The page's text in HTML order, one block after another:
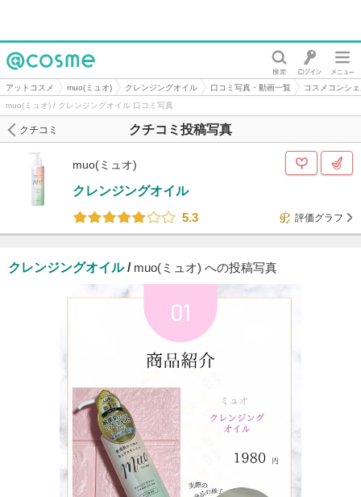
@cosme
アットコスメ muo(ミュオ) クレンジングオイル 口コミ写真・動画一覧
コスメコンシ
muo(ミュオ) / クレンジングオイル 口コミ写真
クチコミ投稿写真
クチコミ
muo(ミュオ)
クレンジングオイル
5.3
評価グラフ
クレンジングオイル/ muo(ミュオ) への投稿写真